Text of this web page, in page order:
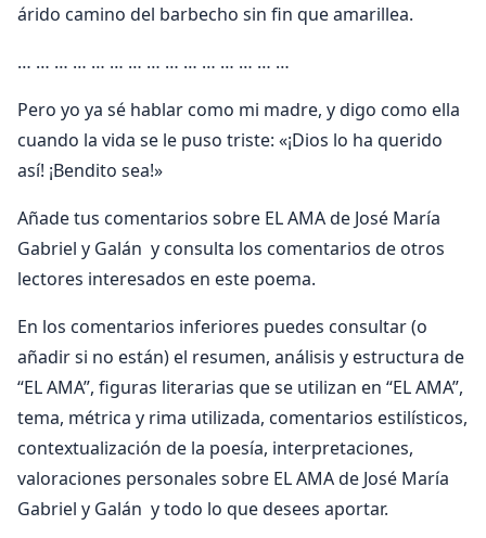
árido camino del barbecho sin fin que amarillea.
… … … … … … … … … … … … … … …
Pero yo ya sé hablar como mi madre, y digo como ella
cuando la vida se le puso triste: «¡Dios lo ha querido
así! ¡Bendito sea!»
Añade tus comentarios sobre EL AMA de José María
Gabriel y Galán y consulta los comentarios de otros
lectores interesados en este poema.
En los comentarios inferiores puedes consultar (o
añadir si no están) el resumen, análisis y estructura de
“EL AMA”, figuras literarias que se utilizan en “EL AMA”,
tema, métrica y rima utilizada, comentarios estilísticos,
contextualización de la poesía, interpretaciones,
valoraciones personales sobre EL AMA de José María
Gabriel y Galán y todo lo que desees aportar.